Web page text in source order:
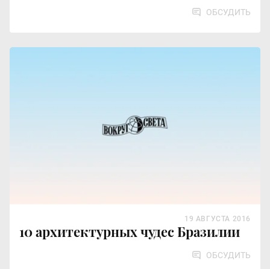
ОБСУДИТЬ
10 архитектурных чудес Бразилии
19 АВГУСТА 2016
ОБСУДИТЬ